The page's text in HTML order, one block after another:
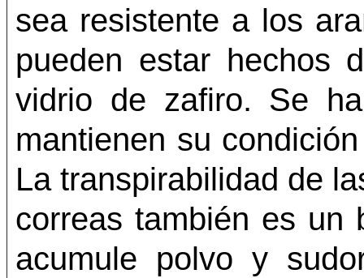
sea resistente a los
pueden estar hechos
vidrio de zafiro. Se
mantienen su
La transpirabilidad de
correas también es un
acumule polvo y